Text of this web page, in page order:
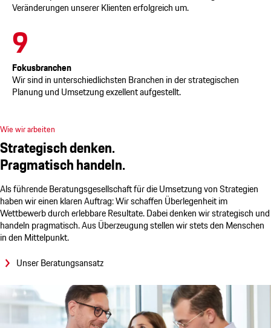
Veränderungen unserer Klienten erfolgreich um.
9
Fokusbranchen
Wir sind in unterschiedlichsten Branchen in der strategischen
Planung und Umsetzung exzellent aufgestellt.
Wie wir arbeiten
Strategisch denken.
Pragmatisch handeln.
Als führende Beratungsgesellschaft für die Umsetzung von Strategien
haben wir einen klaren Auftrag: Wir schaffen Überlegenheit im
Wettbewerb durch erlebbare Resultate. Dabei denken wir strategisch und
handeln pragmatisch. Aus Überzeugung stellen wir stets den Menschen
in den Mittelpunkt.
Unser Beratungsansatz